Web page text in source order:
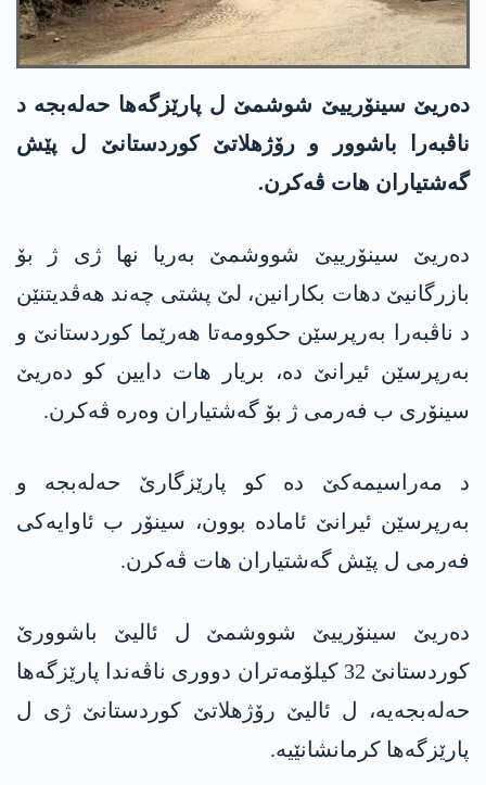
دەریێ سینۆرییێ شوشمێ ل پارێزگەھا حەلەبجە د
ناڤبەرا باشوور و رۆژھلاتێ کوردستانێ ل پێش
گەشتیاران ھات ڤەکرن.
دەریێ سینۆرییێ شووشمێ بەریا نھا ژی ژ بۆ
بازرگانیێ دھات بکارانین، لێ پشتی چەند ھەڤدیتنێن
د ناڤبەرا بەرپرسێن حکوومەتا ھەرێما کوردستانێ و
بەرپرسێن ئیرانێ دە، بریار ھات دایین کو دەریێ
سینۆری ب فەرمی ژ بۆ گەشتیاران وەرە ڤەکرن.
د مەراسیمەکێ دە کو پارێزگارێ حەلەبجە و
بەرپرسێن ئیرانێ ئامادە بوون، سینۆر ب ئاوایەکی
فەرمی ل پێش گەشتیاران ھات ڤەکرن.
دەریێ سینۆرییێ شووشمێ ل ئالیێ باشوورێ
کوردستانێ 32 کیلۆمەتران دووری ناڤەندا پارێزگەھا
حەلەبجەیە، ل ئالیێ رۆژھلاتێ کوردستانێ ژی ل
پارێزگەھا کرمانشانێیە.